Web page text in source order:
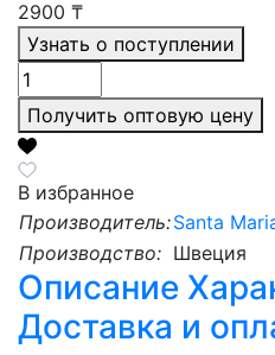
2900 ₸
Узнать о поступлении
Получить оптовую цену
В избранное
Производитель:Santa
Производство: Швеция
Описание
Доставка и